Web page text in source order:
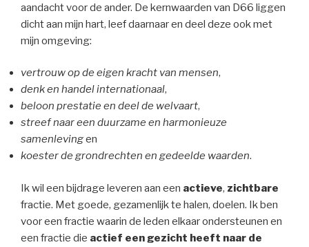
aandacht voor de ander. De kernwaarden van D66 liggen
dicht aan mijn hart, leef daarnaar en deel deze ook met
mijn omgeving:
vertrouw op de eigen kracht van mensen,
denk en handel internationaal,
beloon prestatie en deel de welvaart,
streef naar een duurzame en harmonieuze
samenlevingen
koester de grondrechten en gedeelde waarden.
Ik wil een bijdrage leveren aan een actieve, zichtbare
fractie. Met goede, gezamenlijk te halen, doelen. Ik ben
voor een fractie waarin de leden elkaar ondersteunen en
een fractie die actief een gezicht heeft naar de